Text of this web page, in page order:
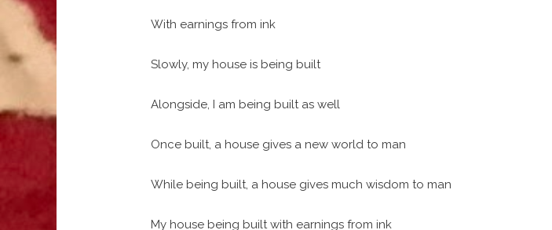
With earnings from ink
Slowly, my house is being built
Alongside, I am being built as well
Once built, a house gives a new world to man
While being built, a house gives much wisdom to man
My house being built with earnings from ink